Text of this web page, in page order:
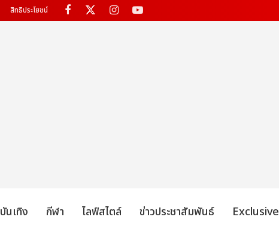
สิทธิประโยชน์
บันเทิง กีฬา ไลฟ์สไตล์ ข่าวประชาสัมพันธ์ Exclusive